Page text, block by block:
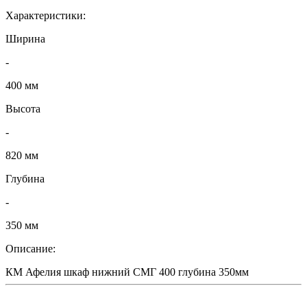
Характеристики:
Ширина
-
400 мм
Высота
-
820 мм
Глубина
-
350 мм
Описание:
КМ Афелия шкаф нижний СМГ 400 глубина 350мм